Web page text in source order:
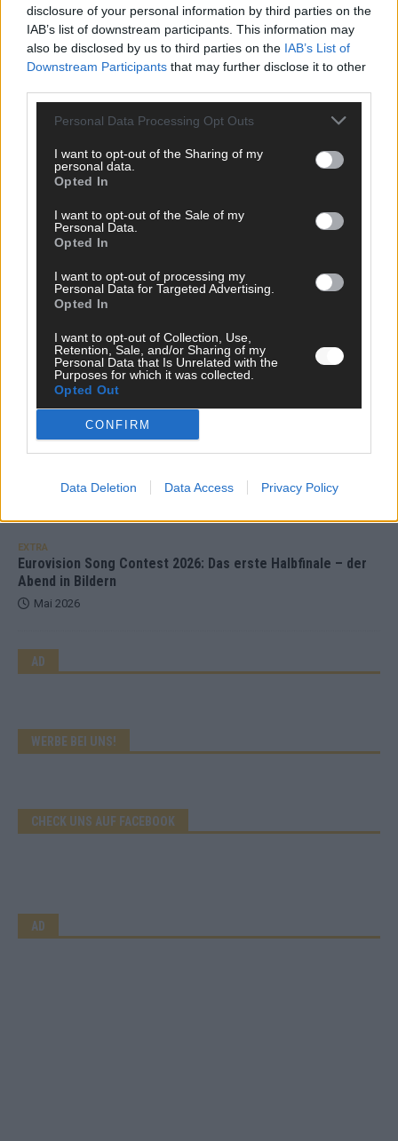
disclosure of your personal information by third parties on the
IAB’s list of downstream participants. This information may
also be disclosed by us to third parties on the IAB’s List of
Downstream Participants that may further disclose it to other
Personal Data Processing Opt Outs
I want to opt-out of the Sharing of my
personal data.
Opted In
I want to opt-out of the Sale of my
Personal Data.
Opted In
I want to opt-out of processing my
Personal Data for Targeted Advertising.
Opted In
I want to opt-out of Collection, Use,
Retention, Sale, and/or Sharing of my
Personal Data that Is Unrelated with the
Purposes for which it was collected.
Opted Out
CONFIRM
Data Deletion Data Access Privacy Policy
DARA gewinnt verdient, Israel beunruhigend –
unser Kommentar zum ESC 2026
Mai 2026
KOMMENTAR
aufgestiegen – alle 25 Acts im Kurzcheck
Mai 2026
KOMMENTAR
JJ hat den Abend gerettet – der Rest des ESC-Halbfinales
war solide, aber kein Feuerwerk
Mai 2026
ESC-Halbfinale 2: Das sagen die Wettquoten – vier sicher,
sechs zittern, einer chancenlos!
KOMMENTAR
Mai 2026
EXTRA
Eurovision Song Contest 2026: Das erste Halbfinale – der
Abend in Bildern
Mai 2026
AD
WERBE BEI UNS!
CHECK UNS AUF FACEBOOK
AD